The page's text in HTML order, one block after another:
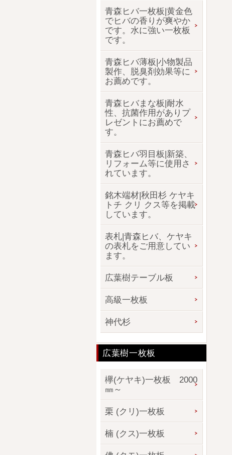
青森ヒバ一枚板|黄金色
でヒバの香りが爽やか
です。水に強い一枚板
です。
青森ヒバ薄板|小物製品
製作、脱臭剤効果等に
お薦めです。
青森ヒバまな板|耐水
性、抗菌作用がありプ
レゼントにお薦めで
す。
青森ヒバ羽目板|新築、
リフォーム等に使用さ
れています。
銘木端材|秋田杉 ケヤキ
トチ クリ クス等を掲載
しています。
表札|青森ヒバ、ケヤキ
の表札をご用意してい
ます。
広葉樹テーブル板
高級一枚板
神代杉
広葉樹一枚板
欅(ケヤキ)一枚板 2000
㎜～
栗 (クリ)一枚板
楠 (クス)一枚板